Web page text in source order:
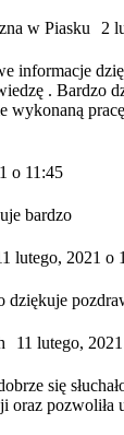
w Piasku 2
informacje
. Bardzo
wykonaną
o 11:45
bardzo
lutego, 2021 o
dziękuje
11 lutego,
się
oraz pozwoliła